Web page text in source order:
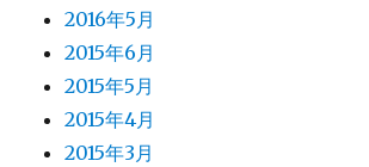
2016年5月
2015年6月
2015年5月
2015年4月
2015年3月